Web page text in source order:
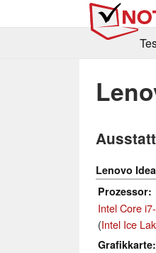
Lenovo
Prozessor
Intel Core
(Intel Ice
Grafikkarte